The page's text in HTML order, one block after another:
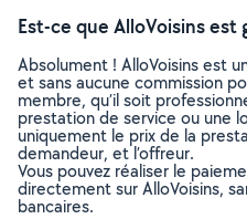
Est-ce que AlloVoisins est
Absolument ! AlloVoisins est
et sans aucune commission
membre, qu’il soit
prestation de service ou une
uniquement le prix de la
demandeur, et l’offreur.
Vous pouvez réaliser le
directement sur AlloVoisins,
bancaires.